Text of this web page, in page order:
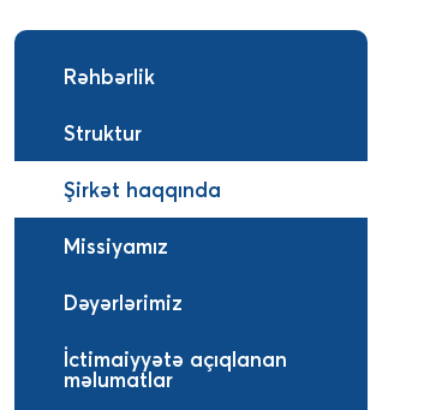
Rəhbərlik
Struktur
Şirkət haqqında
Missiyamız
Dəyərlərimiz
İctimaiyyətə açıqlanan
məlumatlar